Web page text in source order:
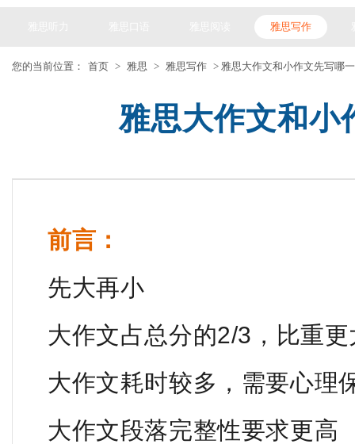
雅思写作
您的当前位置： 首页 > 雅思 > 雅思写作 > 雅思大作文和小作文先写哪
雅思大作文和小
前言：
先大再小
大作文占总分的2/3，比重更
大作文耗时较多，需要心理
大作文段落完整性要求更高
托福全程班【美国方向】 沈阳